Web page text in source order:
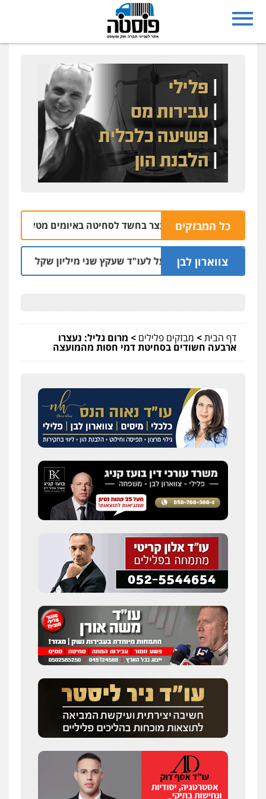
כל המבזקיםנצרת: בן 28 נעצר בחשד לסחיטה באיומים מטלפון שאינו שלו
צווארון לבן
מאסר בפועל לעו"ד שעקץ שני מיליון שקל על דירה
דף הבית> מבזקים פלילים > מרום גליל: נעצרו
ארבעה חשודים בסחיטת דמי חסות מהמועצה
פלילי מעצרים וחקירות עבירות המתה עורכי
0507913332
עו"ד איהאב ג'לג'ולי
פלילי מעצרים וחקירות עורכי דין לענייני
0505216700
עו"ד שלומי שרון
0547342002
עו"ד אלון קריטי
0525544654
מנשה, אלמוג – עורכי דין
פלילי עבירות תנועה צווארון לבן תעבורה
0546470989
עו"ד זוהר ארבל
פלילי פשיעה חמורה מעצרים וחקירות
קטינים
0538788878
עו"ד אסף דוק